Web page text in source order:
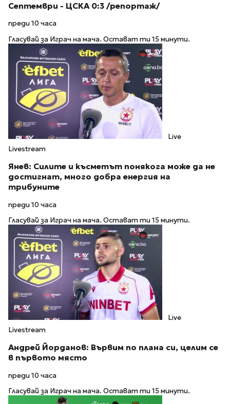
Септември - ЦСКА 0:3 /репортаж/
преди 10 часа
Гласувай за Играч на мача. Остават ти 15 минути.
Live
Livestream
Янев: Силите и късметът понякога може да не
достигнат, много добра енергия на
трибуните
преди 10 часа
Гласувай за Играч на мача. Остават ти 15 минути.
Live
Livestream
Андрей Йорданов: Вървим по плана си, целим се
в първото място
преди 10 часа
Гласувай за Играч на мача. Остават ти 15 минути.